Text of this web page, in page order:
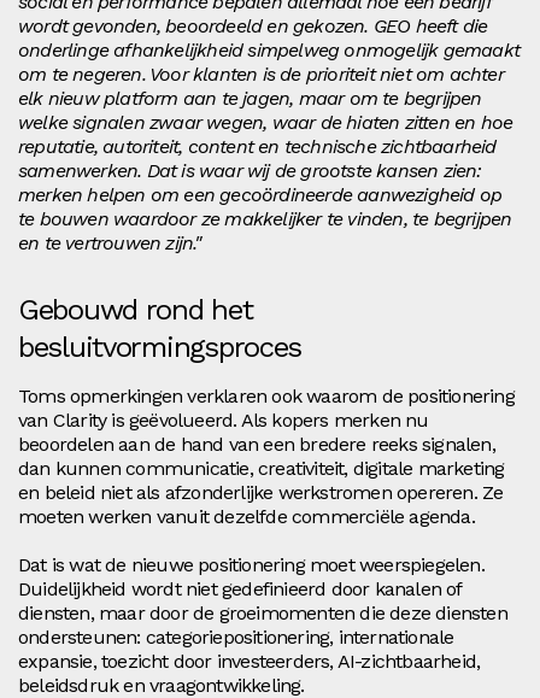
wordt gevonden, beoordeeld en gekozen. GEO heeft die
onderlinge afhankelijkheid simpelweg onmogelijk gemaakt
om te negeren. Voor klanten is de prioriteit niet om achter
elk nieuw platform aan te jagen, maar om te begrijpen
welke signalen zwaar wegen, waar de hiaten zitten en hoe
reputatie, autoriteit, content en technische zichtbaarheid
samenwerken. Dat is waar wij de grootste kansen zien:
merken helpen om een gecoördineerde aanwezigheid op
te bouwen waardoor ze makkelijker te vinden, te begrijpen
en te vertrouwen zijn."
Gebouwd rond het
besluitvormingsproces
Toms opmerkingen verklaren ook waarom de positionering
van Clarity is geëvolueerd. Als kopers merken nu
beoordelen aan de hand van een bredere reeks signalen,
dan kunnen communicatie, creativiteit, digitale marketing
en beleid niet als afzonderlijke werkstromen opereren. Ze
moeten werken vanuit dezelfde commerciële agenda.
Dat is wat de nieuwe positionering moet weerspiegelen.
Duidelijkheid wordt niet gedefinieerd door kanalen of
diensten, maar door de groeimomenten die deze diensten
ondersteunen: categoriepositionering, internationale
expansie, toezicht door investeerders, AI-zichtbaarheid,
beleidsdruk en vraagontwikkeling.